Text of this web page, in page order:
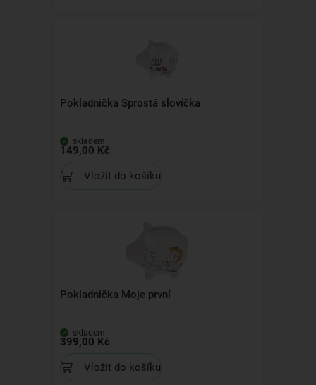
Pokladnička Sprostá slovíčka
skladem
149,00 Kč
Vložit do košíku
Pokladnička Moje první
skladem
399,00 Kč
Vložit do košíku